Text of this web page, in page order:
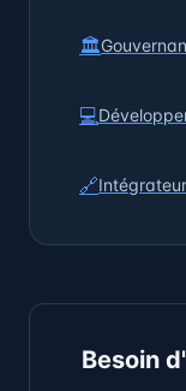
🏛️
💻
🔗
Besoin